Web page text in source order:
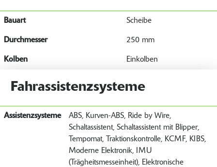
Bauart Scheibe
Durchmesser 250 mm
Kolben Einkolben
Fahrassistenzsysteme
Assistenzsysteme
ABS, Kurven-ABS, Ride by Wire,
Schaltassistent, Schaltassistent mit Blipper,
Tempomat, Traktionskontrolle, KCMF, KIBS,
Moderne Elektronik, IMU
(Trägheitsmesseinheit), Elektronische